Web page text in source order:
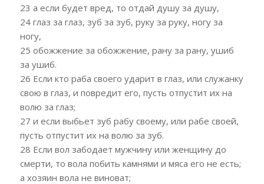
23 а если будет вред, то отдай душу за душу,
24 глаз за глаз, зуб за зуб, руку за руку, ногу за
ногу,
25 обожжение за обожжение, рану за рану, ушиб
за ушиб.
26 Если кто раба своего ударит в глаз, или служанку
свою в глаз, и повредит его, пусть отпустит их на
волю за глаз;
27 и если выбьет зуб рабу своему, или рабе своей,
пусть отпустит их на волю за зуб.
28 Если вол забодает мужчину или женщину до
смерти, то вола побить камнями и мяса его не есть;
а хозяин вола не виноват;